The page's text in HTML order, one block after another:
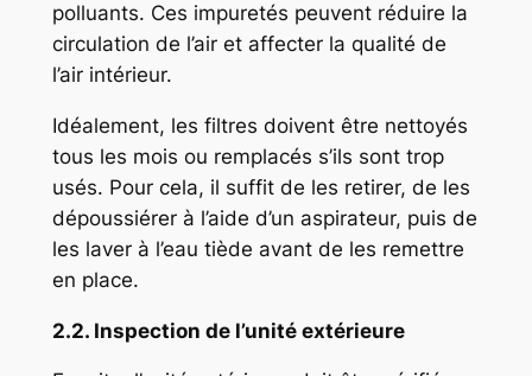
polluants. Ces impuretés peuvent réduire la
circulation de l’air et affecter la qualité de
l’air intérieur.
Idéalement, les filtres doivent être nettoyés
tous les mois ou remplacés s’ils sont trop
usés. Pour cela, il suffit de les retirer, de les
dépoussiérer à l’aide d’un aspirateur, puis de
les laver à l’eau tiède avant de les remettre
en place.
2.2. Inspection de l’unité extérieure